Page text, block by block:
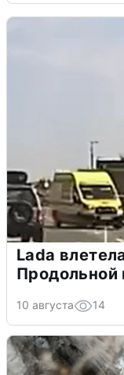
Lada
Продольной
10 августа 14